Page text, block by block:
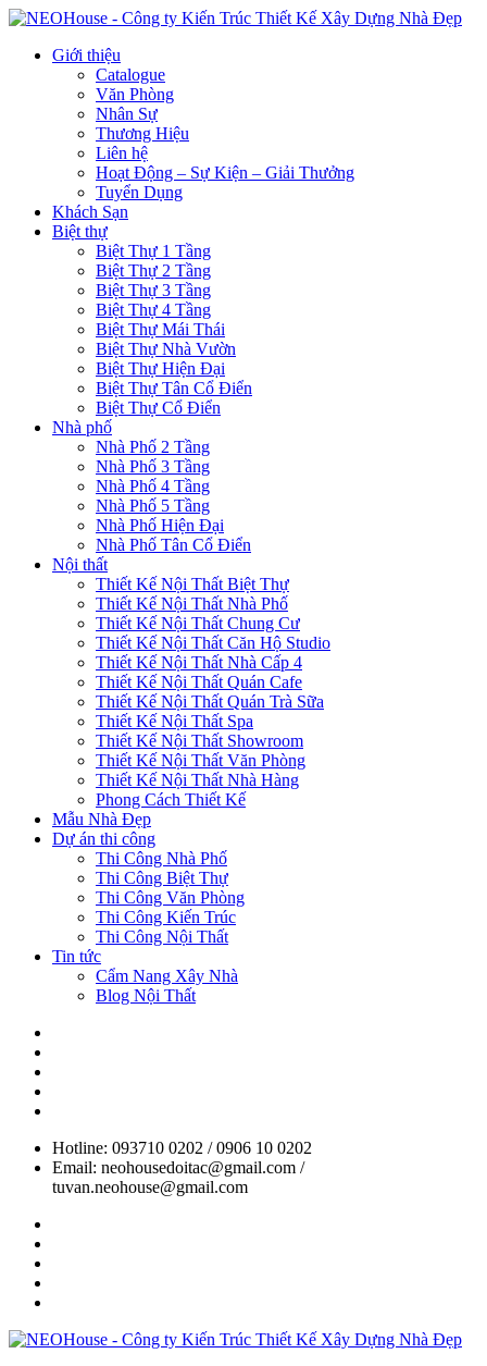
Giới thiệu
Catalogue
Văn Phòng
Nhân Sự
Thương Hiệu
Liên hệ
Hoạt Động – Sự Kiện – Giải Thưởng
Tuyển Dụng
Khách Sạn
Biệt thự
Biệt Thự 1 Tầng
Biệt Thự 2 Tầng
Biệt Thự 3 Tầng
Biệt Thự 4 Tầng
Biệt Thự Mái Thái
Biệt Thự Nhà Vườn
Biệt Thự Hiện Đại
Biệt Thự Tân Cổ Điển
Biệt Thự Cổ Điển
Nhà phố
Nhà Phố 2 Tầng
Nhà Phố 3 Tầng
Nhà Phố 4 Tầng
Nhà Phố 5 Tầng
Nhà Phố Hiện Đại
Nhà Phố Tân Cổ Điển
Nội thất
Thiết Kế Nội Thất Biệt Thự
Thiết Kế Nội Thất Nhà Phố
Thiết Kế Nội Thất Chung Cư
Thiết Kế Nội Thất Căn Hộ Studio
Thiết Kế Nội Thất Nhà Cấp 4
Thiết Kế Nội Thất Quán Cafe
Thiết Kế Nội Thất Quán Trà Sữa
Thiết Kế Nội Thất Spa
Thiết Kế Nội Thất Showroom
Thiết Kế Nội Thất Văn Phòng
Thiết Kế Nội Thất Nhà Hàng
Phong Cách Thiết Kế
Mẫu Nhà Đẹp
Dự án thi công
Thi Công Nhà Phố
Thi Công Biệt Thự
Thi Công Văn Phòng
Thi Công Kiến Trúc
Thi Công Nội Thất
Tin tức
Cẩm Nang Xây Nhà
Blog Nội Thất
Hotline: 093710 0202 / 0906 10 0202
Email: neohousedoitac@gmail.com /
tuvan.neohouse@gmail.com